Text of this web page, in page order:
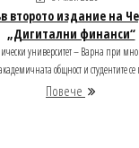
второто издание на
„Дигитални финанси“
университет – Варна при
общност и студентите
Повече